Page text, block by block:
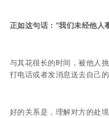
正如这句话：“我们未经他人
与其花很长的时间，被他人
打电话或者发消息送去自己的
好的关系是，理解对方的处